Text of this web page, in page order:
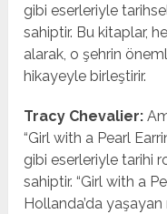
gibi eserleriyle
sahiptir. Bu kitaplar,
alarak, o şehrin
hikayeyle birleştirir.
Tracy Chevalier:
“Girl with a Pearl
gibi eserleriyle tarihi
sahiptir. “Girl with a
Hollanda’da yaşayan